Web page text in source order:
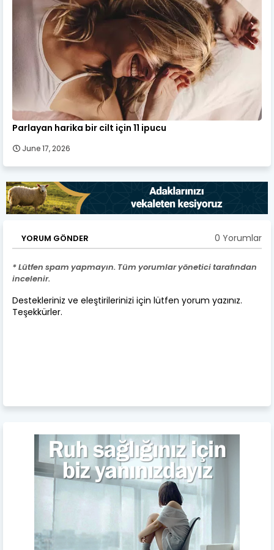
Parlayan harika bir cilt için 11 ipucu
June 17, 2026
YORUM GÖNDER 0 Yorumlar
* Lütfen spam yapmayın. Tüm yorumlar yönetici tarafından
incelenir.
Destekleriniz ve eleştirilerinizi için lütfen yorum yazınız.
Teşekkürler.